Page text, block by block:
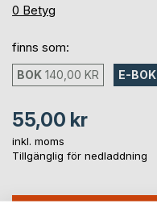
0%
0 Betyg
finns som:
BOK 140,00 KR E-BOK
55,00 kr
inkl. moms
Tillgänglig för nedladdning